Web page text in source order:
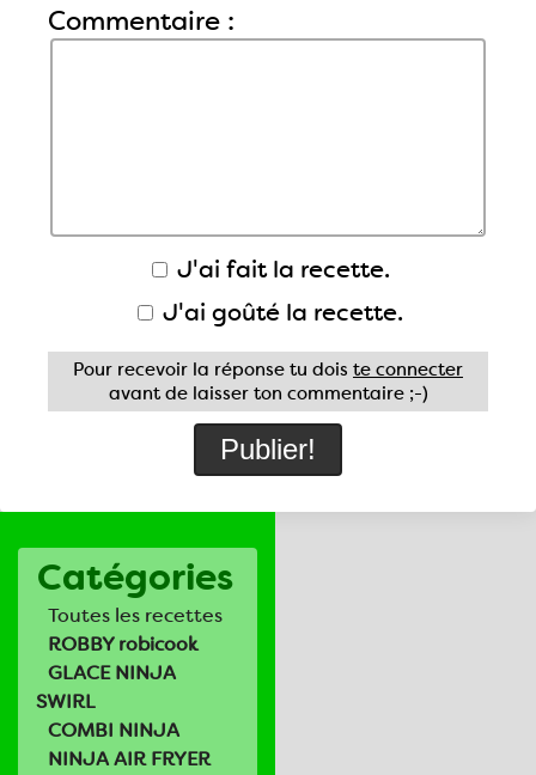
Catégories
Toutes les recettes
ROBBY robicook
GLACE NINJA
SWIRL
COMBI NINJA
NINJA AIR FRYER
Commentaire :
J'ai fait la recette.
J'ai goûté la recette.
Pour recevoir la réponse tu dois te connecter
avant de laisser ton commentaire ;-)